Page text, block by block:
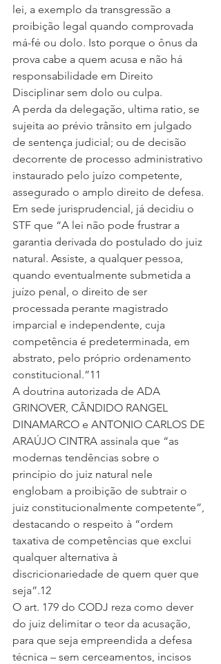
lei, a exemplo da transgressão a
proibição legal quando comprovada
má-fé ou dolo. Isto porque o ônus da
prova cabe a quem acusa e não há
responsabilidade em Direito
Disciplinar sem dolo ou culpa.
A perda da delegação, ultima ratio, se
sujeita ao prévio trânsito em julgado
de sentença judicial; ou de decisão
decorrente de processo administrativo
instaurado pelo juízo competente,
assegurado o amplo direito de defesa.
Em sede jurisprudencial, já decidiu o
STF que “A lei não pode frustrar a
garantia derivada do postulado do juiz
natural. Assiste, a qualquer pessoa,
quando eventualmente submetida a
juízo penal, o direito de ser
processada perante magistrado
imparcial e independente, cuja
competência é predeterminada, em
abstrato, pelo próprio ordenamento
constitucional.”11
A doutrina autorizada de ADA
GRINOVER, CÂNDIDO RANGEL
DINAMARCO e ANTONIO CARLOS DE
ARAÚJO CINTRA assinala que “as
modernas tendências sobre o
princípio do juiz natural nele
englobam a proibição de subtrair o
juiz constitucionalmente competente”,
destacando o respeito à “ordem
taxativa de competências que exclui
qualquer alternativa à
discricionariedade de quem quer que
seja”.12
O art. 179 do CODJ reza como dever
do juiz delimitar o teor da acusação,
para que seja empreendida a defesa
técnica – sem cerceamentos, incisos